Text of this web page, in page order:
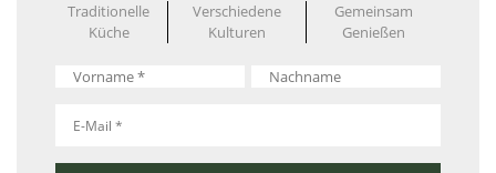
Traditionelle
Küche
Verschiedene
Kulturen
Gemeinsam
Genießen